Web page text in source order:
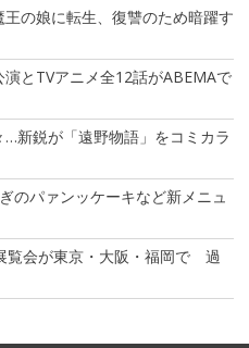
の娘に転生、復讐のため暗躍す
演とTVアニメ全12話がABEMAで
新鋭が「遠野物語」をコミカラ
のパァンッケーキなど新メニュ
覧会が東京・大阪・福岡で 過